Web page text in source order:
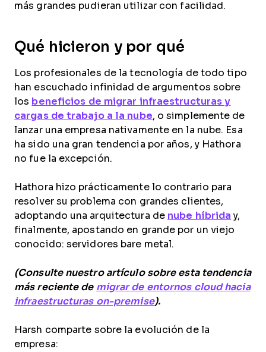
más grandes pudieran utilizar con facilidad.
Qué hicieron y por qué
Los profesionales de la tecnología de todo tipo
han escuchado infinidad de argumentos sobre
los beneficios de migrar infraestructuras y
cargas de trabajo a la nube, o simplemente de
lanzar una empresa nativamente en la nube. Esa
ha sido una gran tendencia por años, y Hathora
no fue la excepción.
Hathora hizo prácticamente lo contrario para
resolver su problema con grandes clientes,
adoptando una arquitectura de nube híbrida y,
finalmente, apostando en grande por un viejo
conocido: servidores bare metal.
(Consulte nuestro artículo sobre esta tendencia
más reciente de migrar de entornos cloud hacia
infraestructuras on-premise).
Harsh comparte sobre la evolución de la
empresa: